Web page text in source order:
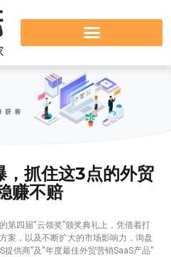
，抓住这3点的外贸
赚不赔
第四届“云领奖”颁奖典礼上，凭借着打
案，以及不断扩大的市场影响力，询盘
供商”及“年度最佳外贸营销SaaS产品”